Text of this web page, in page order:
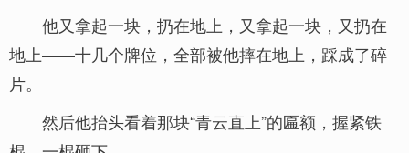
他又拿起一块，扔在地上，又拿起一块，又扔在
地上——十几个牌位，全部被他摔在地上，踩成了碎
片。
然后他抬头看着那块“青云直上”的匾额，握紧铁